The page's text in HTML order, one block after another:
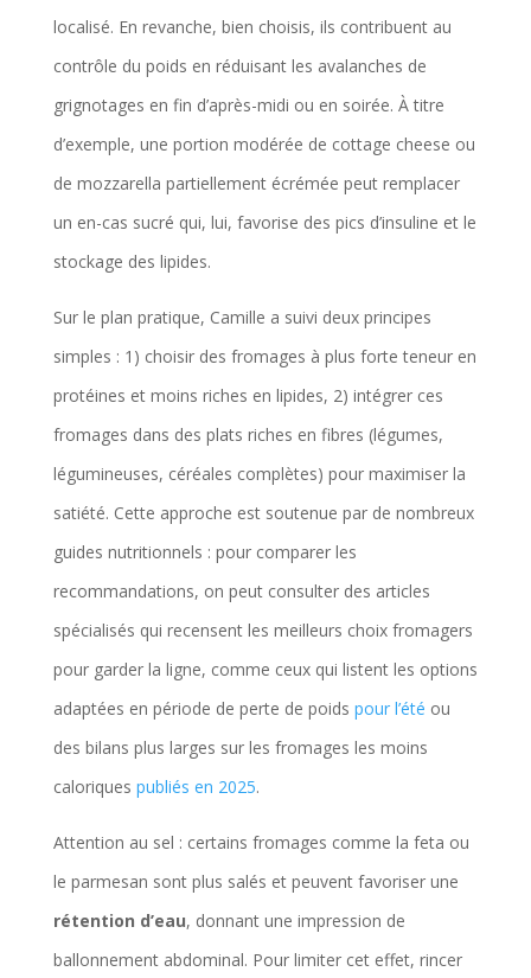
localisé. En revanche, bien choisis, ils contribuent au
contrôle du poids en réduisant les avalanches de
grignotages en fin d’après-midi ou en soirée. À titre
d’exemple, une portion modérée de cottage cheese ou
de mozzarella partiellement écrémée peut remplacer
un en-cas sucré qui, lui, favorise des pics d’insuline et le
stockage des lipides.
Sur le plan pratique, Camille a suivi deux principes
simples : 1) choisir des fromages à plus forte teneur en
protéines et moins riches en lipides, 2) intégrer ces
fromages dans des plats riches en fibres (légumes,
légumineuses, céréales complètes) pour maximiser la
satiété. Cette approche est soutenue par de nombreux
guides nutritionnels : pour comparer les
recommandations, on peut consulter des articles
spécialisés qui recensent les meilleurs choix fromagers
pour garder la ligne, comme ceux qui listent les options
adaptées en période de perte de poids pour l’été ou
des bilans plus larges sur les fromages les moins
caloriques publiés en 2025.
Attention au sel : certains fromages comme la feta ou
le parmesan sont plus salés et peuvent favoriser une
rétention d’eau, donnant une impression de
ballonnement abdominal. Pour limiter cet effet, rincer